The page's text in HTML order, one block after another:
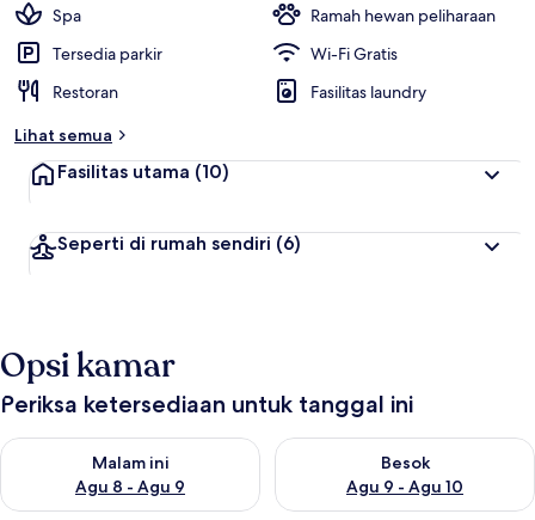
Spa
Ramah hewan peliharaan
Tersedia parkir
Wi-Fi Gratis
Restoran
Fasilitas laundry
Lihat semua
Fasilitas utama (10)
Seperti di rumah sendiri (6)
Opsi kamar
Periksa ketersediaan untuk tanggal ini
Malam ini
Agu 8 - Agu 9
Periksa ketersediaan untuk malam ini Agu 8 - Agu 9
Besok
Agu 9 - Agu 10
Periksa ketersediaan untuk